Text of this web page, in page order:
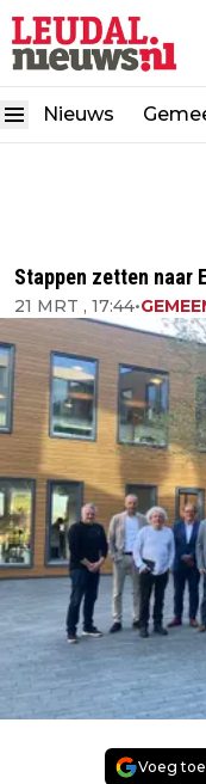
Nieuws
Stappen zetten naar
21 MRT , 17:44•
Voeg